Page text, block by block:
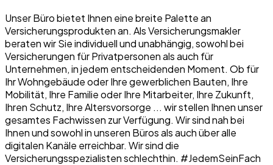
Unser Büro bietet Ihnen eine breite Palette an
Versicherungsprodukten an. Als Versicherungsmakler
beraten wir Sie individuell und unabhängig, sowohl bei
Versicherungen für Privatpersonen als auch für
Unternehmen, in jedem entscheidenden Moment. Ob für
Ihr Wohngebäude oder Ihre gewerblichen Bauten, Ihre
Mobilität, Ihre Familie oder Ihre Mitarbeiter, Ihre Zukunft,
Ihren Schutz, Ihre Altersvorsorge ... wir stellen Ihnen unser
gesamtes Fachwissen zur Verfügung. Wir sind nah bei
Ihnen und sowohl in unseren Büros als auch über alle
digitalen Kanäle erreichbar. Wir sind die
Versicherungsspezialisten schlechthin. #JedemSeinFach